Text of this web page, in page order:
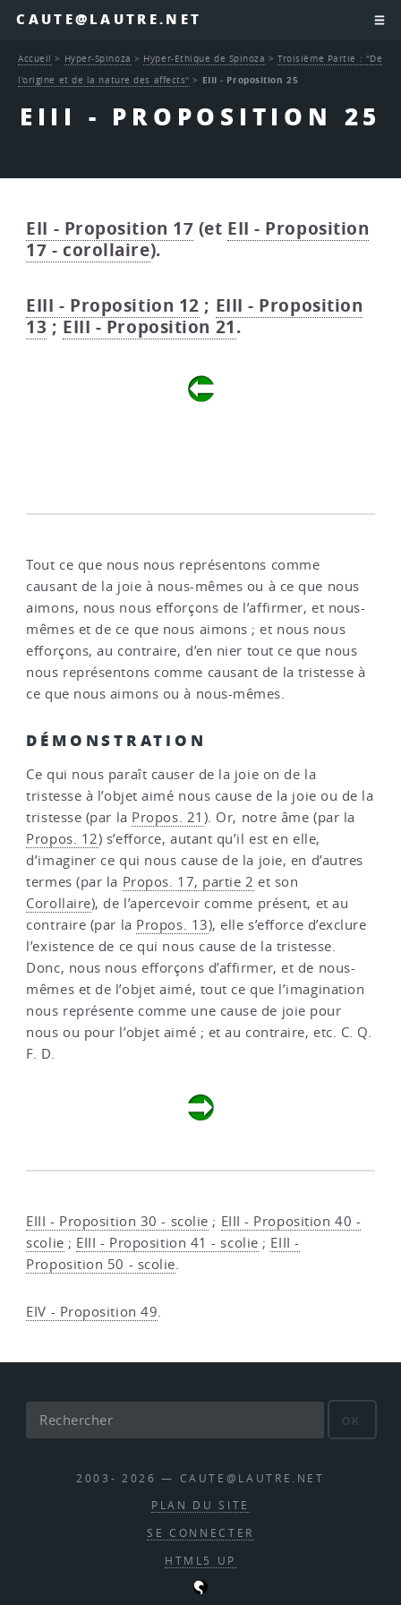
CAUTE@LAUTRE.NET
EIII - PROPOSITION 25
Accueil > Hyper-Spinoza > Hyper-Ethique de Spinoza >Troisième Partie : "De
l’origine et de la nature des affects" > EIII - Proposition 25
EII - Proposition 17 (et EII - Proposition
17 - corollaire).
EIII - Proposition 12 ; EIII - Proposition
13 ; EIII - Proposition 21.
Tout ce que nous nous représentons comme
causant de la joie à nous-mêmes ou à ce que nous
aimons, nous nous efforçons de l’affirmer, et nous-
mêmes et de ce que nous aimons ; et nous nous
efforçons, au contraire, d’en nier tout ce que nous
nous représentons comme causant de la tristesse à
ce que nous aimons ou à nous-mêmes.
DÉMONSTRATION
Ce qui nous paraît causer de la joie on de la
tristesse à l’objet aimé nous cause de la joie ou de la
tristesse (par la Propos. 21 ). Or, notre âme (par la
Propos. 12) s’efforce, autant qu’il est en elle,
d’imaginer ce qui nous cause de la joie, en d’autres
termes (par la Propos. 17, partie 2 et son
Corollaire), de l’apercevoir comme présent, et au
contraire (par la Propos. 13), elle s’efforce d’exclure
l’existence de ce qui nous cause de la tristesse.
Donc, nous nous efforçons d’affirmer, et de nous-
mêmes et de l’objet aimé, tout ce que l’imagination
nous représente comme une cause de joie pour
nous ou pour l’objet aimé ; et au contraire, etc. C. Q.
F. D.
EIII - Proposition 30 - scolie ; EIII - Proposition 40 -
scolie ; EIII - Proposition 41 - scolie ; EIII -
Proposition 50 - scolie.
EIV - Proposition 49.
OK
2003- 2026 — CAUTE@LAUTRE.NET
PLAN DU SITE
SE CONNECTER
HTML5 UP